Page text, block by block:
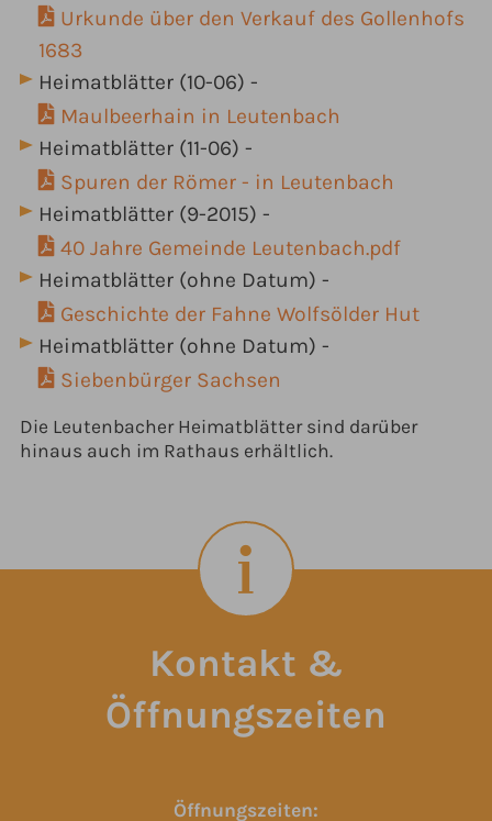
Urkunde über den Verkauf des Gollenhofs
1683
Heimatblätter (10-06) -
Maulbeerhain in Leutenbach
Heimatblätter (11-06) -
Spuren der Römer - in Leutenbach
Heimatblätter (9-2015) -
40 Jahre Gemeinde Leutenbach.pdf
Heimatblätter (ohne Datum) -
Geschichte der Fahne Wolfsölder Hut
Heimatblätter (ohne Datum) -
Siebenbürger Sachsen
Die Leutenbacher Heimatblätter sind darüber
hinaus auch im Rathaus erhältlich.
Kontakt &
Öffnungszeiten
Öffnungszeiten: